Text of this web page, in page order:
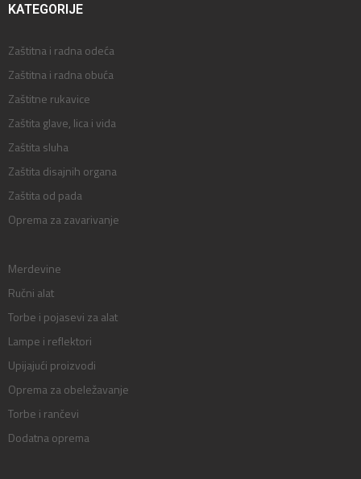
KATEGORIJE
Zaštitna i radna odeća
Zaštitna i radna obuća
Zaštitne rukavice
Zaštita glave, lica i vida
Zaštita sluha
Zaštita disajnih organa
Zaštita od pada
Oprema za zavarivanje
Merdevine
Ručni alat
Torbe i pojasevi za alat
Lampe i reflektori
Upijajući proizvodi
Oprema za obeležavanje
Torbe i rančevi
Dodatna oprema